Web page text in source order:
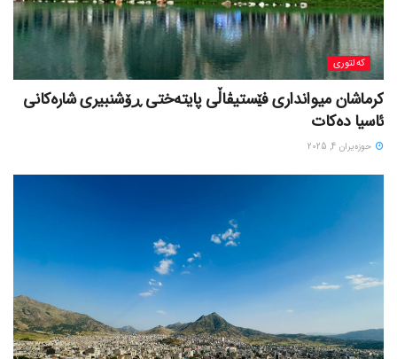
کەلتوری
کرماشان میوانداری فێستیڤاڵی پایتەختی ڕۆشنبیری شارەکانی
ئاسیا دەکات
حوزه‌یران 4, 2025